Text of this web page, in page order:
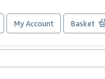
My Account Basket